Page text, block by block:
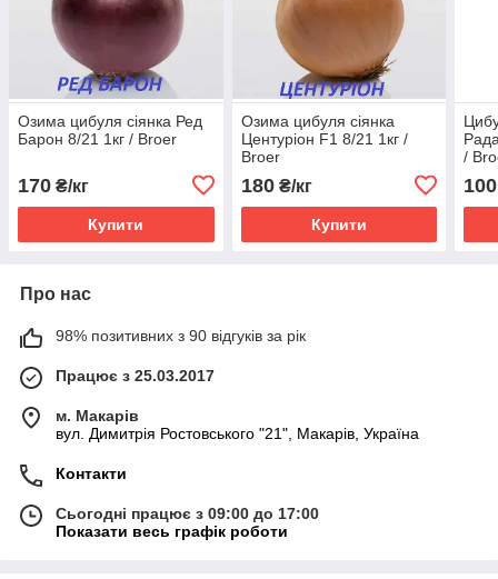
Озима цибуля сіянка Ред
Барон 8/21 1кг / Broer
170 ₴/кг
Купити
Озима цибуля сіянка
Центуріон F1 8/21 1кг /
Broer
180₴/кг
Купити
/
100
Про нас
98% позитивних з 90 відгуків за рік
Працює з 25.03.2017
м. Макарів
вул. Димитрія Ростовського "21", Макарів, Україна
Контакти
Сьогодні працює з 09:00 до 17:00
Показати весь графік роботи